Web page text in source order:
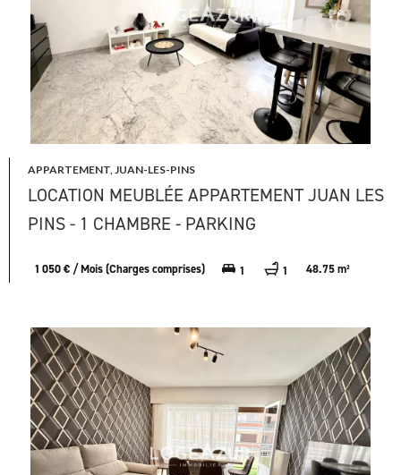
APPARTEMENT, JUAN-LES-PINS
LOCATION MEUBLÉE APPARTEMENT JUAN LES
PINS - 1 CHAMBRE - PARKING
1 050 € / Mois (Charges comprises) 1 1 48.75 m²